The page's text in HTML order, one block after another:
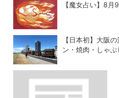
【魔女占い】8
【日本初】大阪
ン・焼肉・しゃ